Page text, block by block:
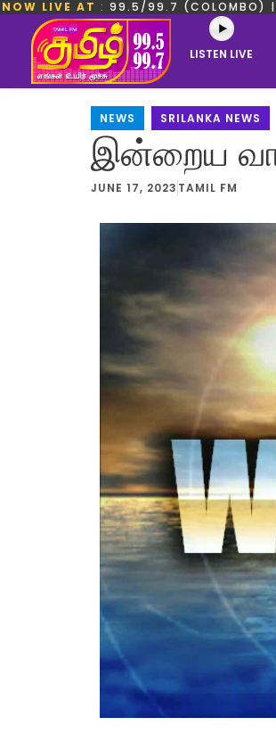
NOW LIVE AT : 99.5/99.7 (COLOMBO) |
LISTEN LIVE
NEWS SRILANKA NEWS
இன்றைய
JUNE 17, 2023 TAMIL FM